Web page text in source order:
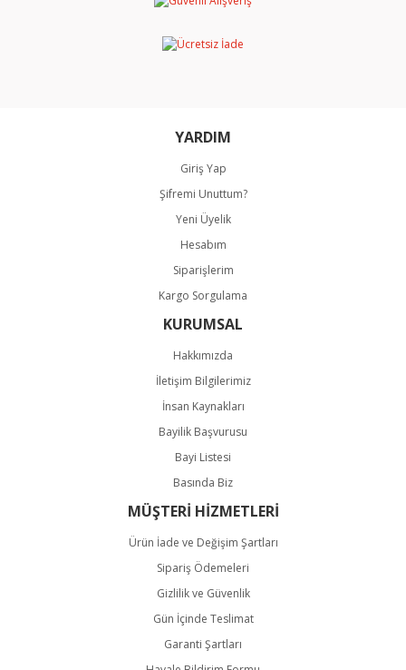
YARDIM
Giriş Yap
Şifremi Unuttum?
Yeni Üyelik
Hesabım
Siparişlerim
Kargo Sorgulama
KURUMSAL
Hakkımızda
İletişim Bilgilerimiz
İnsan Kaynakları
Bayilik Başvurusu
Bayi Listesi
Basında Biz
MÜŞTERİ HİZMETLERİ
Ürün İade ve Değişim Şartları
Sipariş Ödemeleri
Gizlilik ve Güvenlik
Gün İçinde Teslimat
Garanti Şartları